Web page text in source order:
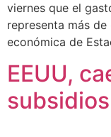
viernes que el
representa más
económica de
EEUU,